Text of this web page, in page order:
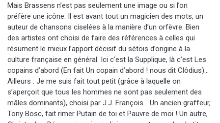
Mais Brassens n’est pas seulement une image ou si l’on
préfère une icône. Il est avant tout un magicien des mots, un
auteur de chansons ciselées à la manière d’un orfèvre. Bien
des artistes ont choisi de faire des références à celles qui
résument le mieux l’apport décisif du sétois d’origine à la
culture française en général. Ici c’est la Supplique, là c’est Les
copains d’abord (En fait Un copain d’abord ! nous dit Clôdius)…
Ailleurs : Je me suis fait tout petit (grâce à laquelle on
s’aperçoit que tous les hommes ne sont pas seulement des
mâles dominants), choisi par J.J. François… Un ancien graffeur,
Tony Bosc, fait rimer Putain de toi et Pauvre de moi ! Un autre,